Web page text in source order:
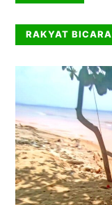
RAKYAT BICARA